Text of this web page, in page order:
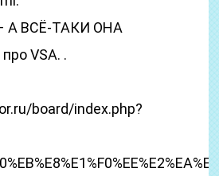
А ВСЁ-ТАКИ ОНА
VSA. .
board/index.php?